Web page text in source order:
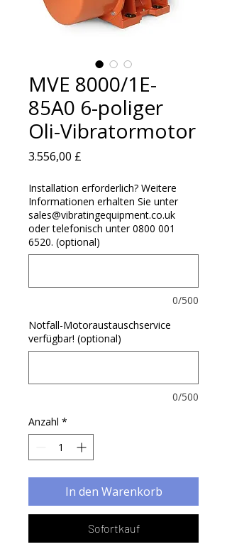
MVE 8000/1E-
85A0 6-poliger
Oli-Vibratormotor
3.556,00 £
Installation erforderlich? Weitere
Informationen erhalten Sie unter
sales@vibratingequipment.co.uk
oder telefonisch unter 0800 001
6520. (optional)
0/500
Notfall-Motoraustauschservice
verfügbar! (optional)
0/500
Anzahl *
In den Warenkorb
Sofortkauf